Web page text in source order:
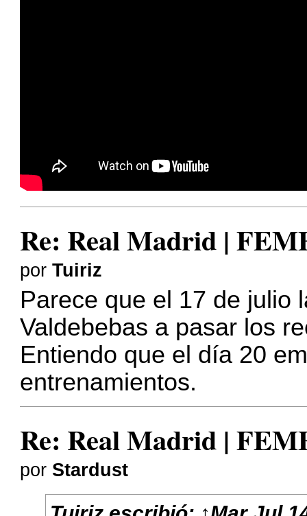
Re: Real Madrid |
porTuiriz
Parece que el 17 de julio
Valdebebas a pasar los
Entiendo que el día 20
entrenamientos.
Re: Real Madrid |
por Stardust